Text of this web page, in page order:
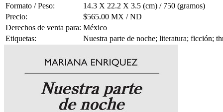
Formato / Peso:
14.3 X 22.2 X 3.5 (cm) / 750 (gramos)
Precio:
$565.00 MX / ND
Derechos de venta para: México
Etiquetas:
Nuestra parte de noche; literatura; ficción;